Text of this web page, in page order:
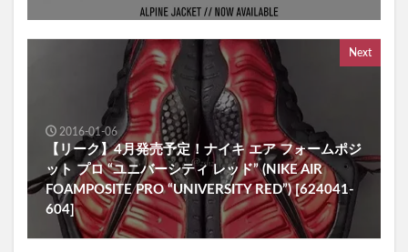
Next
2016-01-06
【リーク】4月発売予定！ナイキ エア フォームポジ
ット プロ “ユニバーシティ レッド” (NIKE AIR
FOAMPOSITE PRO “UNIVERSITY RED”) [624041-
604]